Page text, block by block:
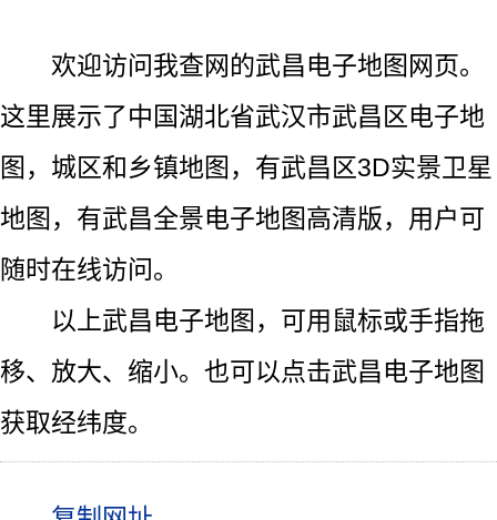
欢迎访问我查网的武昌电子地图网页。
这里展示了中国湖北省武汉市武昌区电子地
图，城区和乡镇地图，有武昌区3D实景卫星
地图，有武昌全景电子地图高清版，用户可
随时在线访问。
以上武昌电子地图，可用鼠标或手指拖
移、放大、缩小。也可以点击武昌电子地图
获取经纬度。